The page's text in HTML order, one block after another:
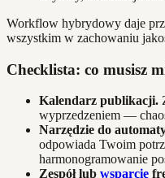
Workflow hybrydowy daje
wszystkim w zachowaniu
Checklista: co musisz
Kalendarz publikacji.
wyprzedzeniem —
Narzędzie do
odpowiada Twoim
harmonogramowanie
Zespół lub wsparcie